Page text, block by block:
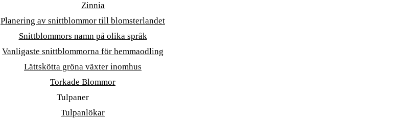
Zinnia
Planering av snittblommor till blomsterlandet
Snittblommors namn på olika språk
Vanligaste snittblommorna för hemmaodling
Lättskötta gröna växter inomhus
Torkade Blommor
Tulpaner
Tulpanlökar